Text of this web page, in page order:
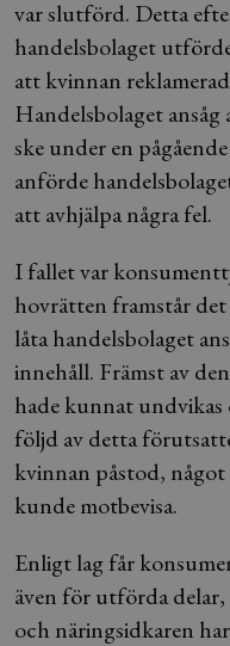
var slutförd. Detta
handelsbolaget
att kvinnan
Handelsbolaget
ske under en
anförde
att avhjälpa några fel.
I fallet var
hovrätten framstår
låta handelsbolaget
innehåll. Främst av
hade kunnat
följd av detta
kvinnan påstod,
kunde motbevisa.
Enligt lag får
även för utförda
och näringsidkaren